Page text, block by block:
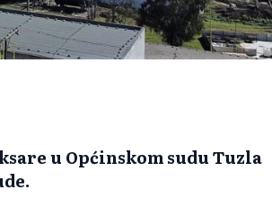
u Općinskom sudu Tuzla